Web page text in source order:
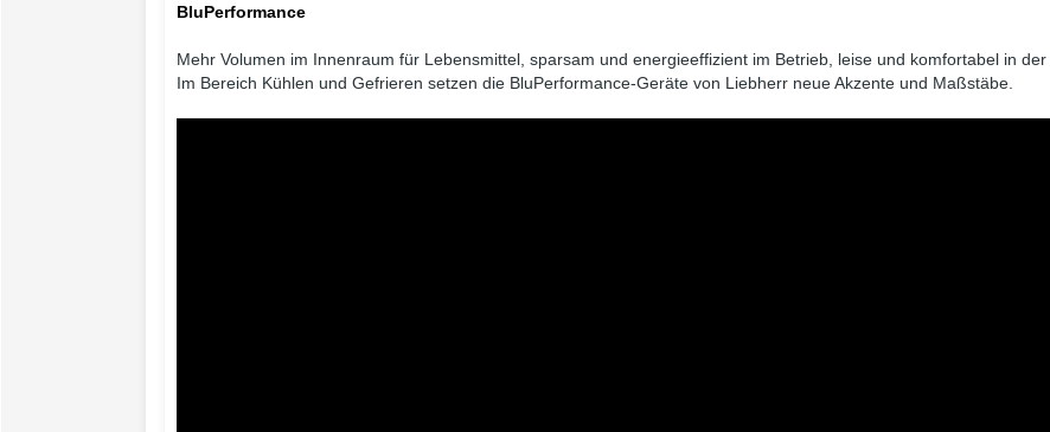
BluPerformance
Mehr Volumen im Innenraum für Lebensmittel, sparsam und energieeffizient im Betrieb, leise und komfortabel in
Im Bereich Kühlen und Gefrieren setzen die BluPerformance-Geräte von Liebherr neue Akzente und Maßstäbe.